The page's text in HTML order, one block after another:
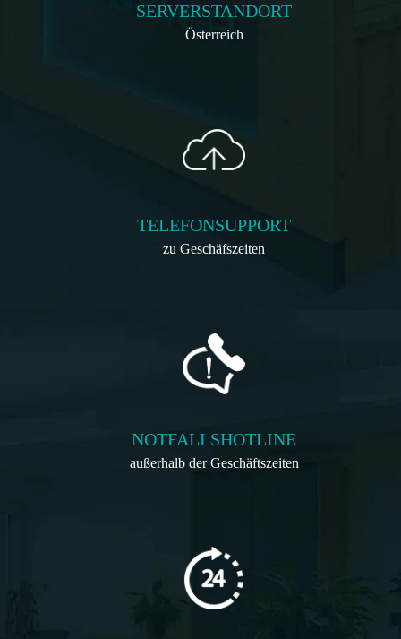
SERVERSTANDORT
Österreich
TELEFONSUPPORT
zu Geschäfszeiten
NOTFALLSHOTLINE
außerhalb der Geschäftszeiten